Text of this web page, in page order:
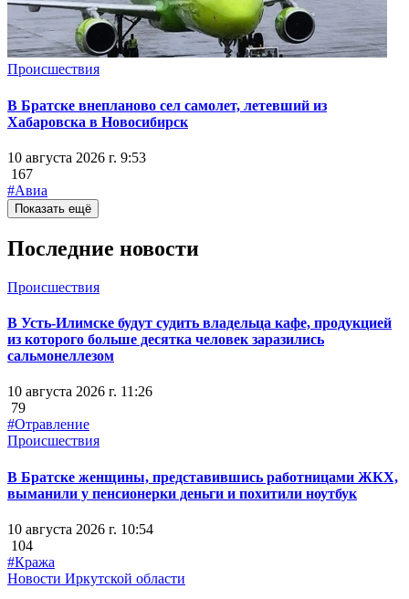
Происшествия
В Братске внепланово сел самолет, летевший из
Хабаровска в Новосибирск
10 августа 2026 г. 9:53
167
#Авиа
Показать ещё
Последние новости
Происшествия
В Усть-Илимске будут судить владельца кафе, продукцией
из которого больше десятка человек заразились
сальмонеллезом
10 августа 2026 г. 11:26
79
#Отравление
Происшествия
В Братске женщины, представившись работницами ЖКХ,
выманили у пенсионерки деньги и похитили ноутбук
10 августа 2026 г. 10:54
104
#Кража
Новости Иркутской области